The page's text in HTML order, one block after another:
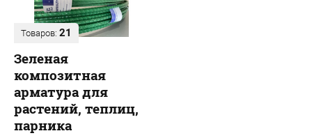
Товаров: 21
Зеленая
композитная
арматура для
растений, теплиц,
парника